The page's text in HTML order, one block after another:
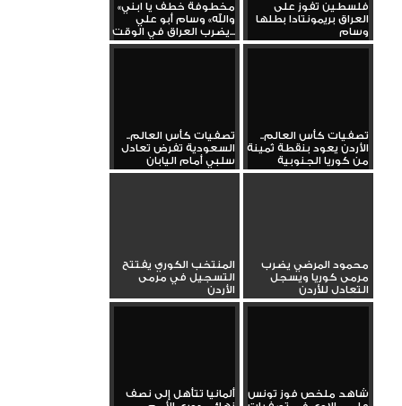
فلسطين تفوز على
العراق بريمونتادا بطلها
وسام
«مخطوفة خطف يا ابني
والله» وسام أبو علي
يضرب العراق في الوقت...
تصفيات كأس العالم..
الأردن يعود بنقطة ثمينة
من كوريا الجنوبية
تصفيات كأس العالم..
السعودية تفرض تعادل
سلبي أمام اليابان
محمود المرضي يضرب
مرمى كوريا ويسجل
التعادل للأردن
المنتخب الكوري يفتتح
التسجيل في مرمى
الأردن
شاهد ملخص فوز تونس
ألمانيا تتأهل إلى نصف